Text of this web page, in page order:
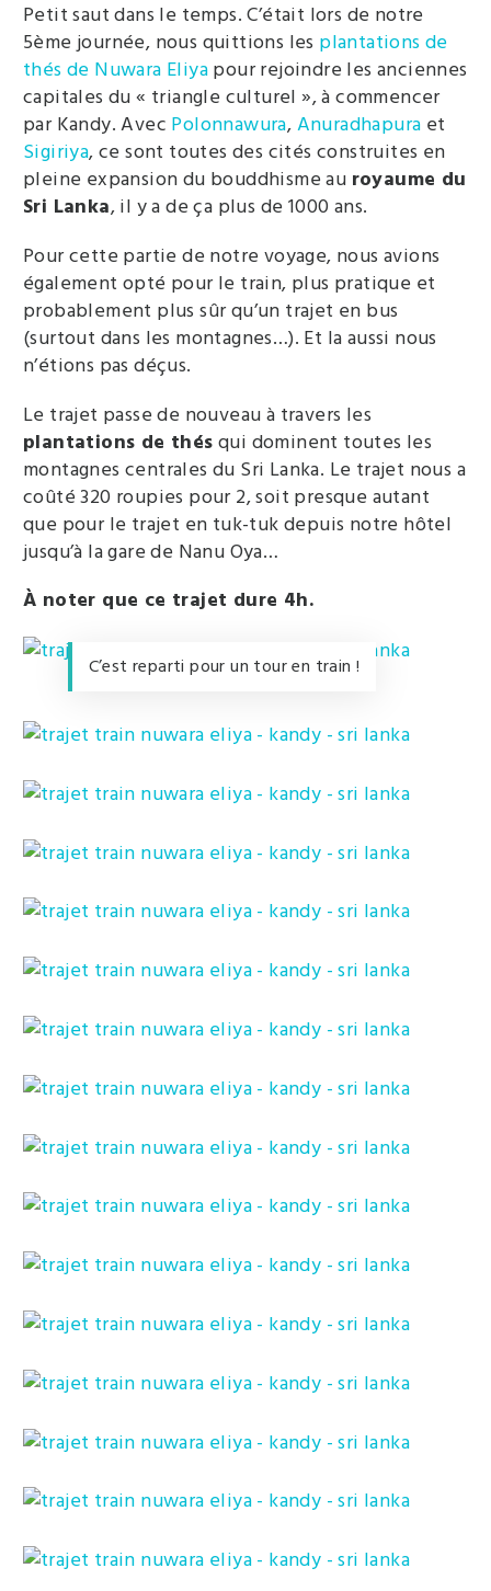
Petit saut dans le temps. C’était lors de notre
5ème journée, nous quittions les plantations de
thés de Nuwara Eliya pour rejoindre les anciennes
capitales du « triangle culturel », à commencer
par Kandy. Avec Polonnawura, Anuradhapura et
Sigiriya, ce sont toutes des cités construites en
pleine expansion du bouddhisme au royaume du
Sri Lanka, il y a de ça plus de 1000 ans.
Pour cette partie de notre voyage, nous avions
également opté pour le train, plus pratique et
probablement plus sûr qu’un trajet en bus
(surtout dans les montagnes…). Et la aussi nous
n’étions pas déçus.
Le trajet passe de nouveau à travers les
plantations de thés qui dominent toutes les
montagnes centrales du Sri Lanka. Le trajet nous a
coûté 320 roupies pour 2, soit presque autant
que pour le trajet en tuk-tuk depuis notre hôtel
jusqu’à la gare de Nanu Oya…
À noter que ce trajet dure 4h.
C’est reparti pour un tour en train !